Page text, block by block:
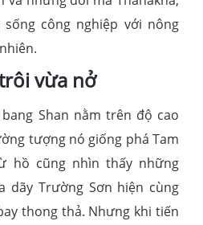
công nghiệp với nông
vừa nở
Shan nằm trên độ cao
tượng nó giống phá Tam
hồ cũng nhìn thấy những
dãy Trường Sơn hiện cùng
thong thả. Nhưng khi tiến